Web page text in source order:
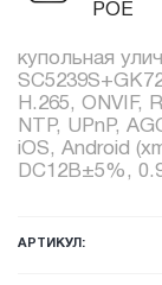
POE
купольная
H.265, ONVIF,
NTP, UPnP,
iOS, Android
DC12В±5%,
АРТИКУЛ: